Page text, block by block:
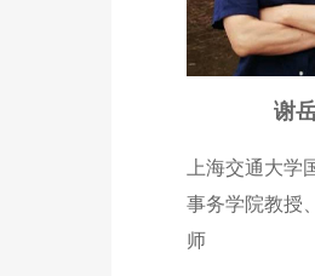
谢
上海交通大学
事务学院教授
师